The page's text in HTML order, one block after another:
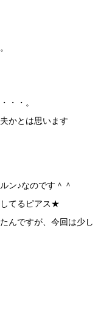
・・。
かとは思います
ン♪なのです＾＾
てるピアス★
んですが、今回は少し